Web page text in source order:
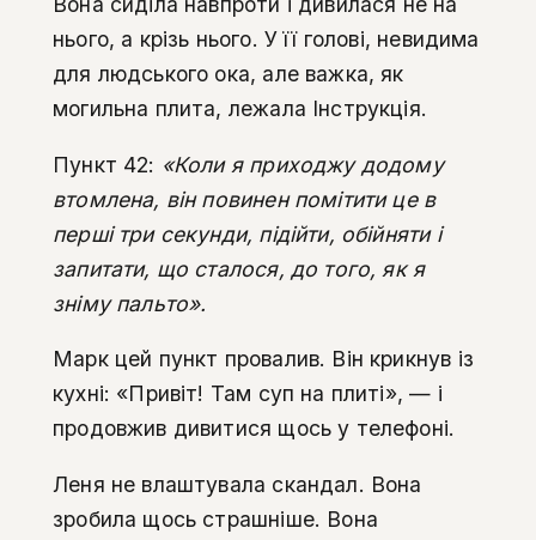
нього, а крізь нього. У її голові, невидима
для людського ока, але важка, як
могильна плита, лежала Інструкція.
Пункт 42: «Коли я приходжу додому
втомлена, він повинен помітити це в
перші три секунди, підійти, обійняти і
запитати, що сталося, до того, як я
зніму пальто».
Марк цей пункт провалив. Він крикнув із
кухні: «Привіт! Там суп на плиті», — і
продовжив дивитися щось у телефоні.
Леня не влаштувала скандал. Вона
зробила щось страшніше. Вона